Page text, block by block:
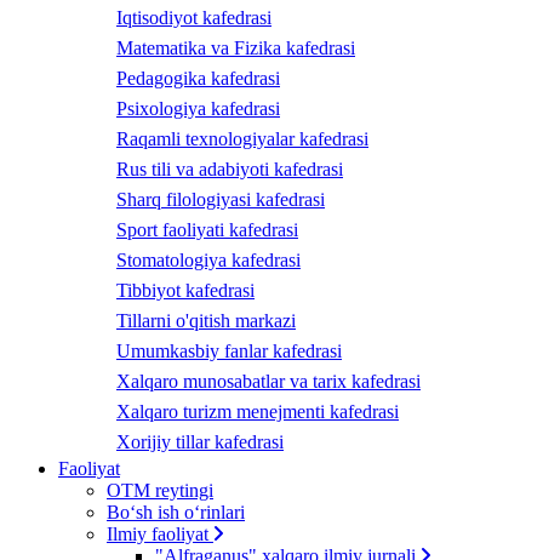
Iqtisodiyot kafedrasi
Matematika va Fizika kafedrasi
Pedagogika kafedrasi
Psixologiya kafedrasi
Raqamli texnologiyalar kafedrasi
Rus tili va adabiyoti kafedrasi
Sharq filologiyasi kafedrasi
Sport faoliyati kafedrasi
Stomatologiya kafedrasi
Tibbiyot kafedrasi
Tillarni o'qitish markazi
Umumkasbiy fanlar kafedrasi
Xalqaro munosabatlar va tarix kafedrasi
Xalqaro turizm menejmenti kafedrasi
Xorijiy tillar kafedrasi
Faoliyat
OTM reytingi
Bo‘sh ish o‘rinlari
Ilmiy faoliyat
"Alfraganus" xalqaro ilmiy jurnali